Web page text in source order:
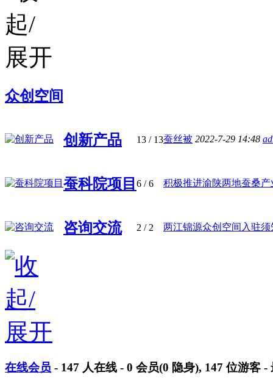
众创空间
创新产品 13 / 13蚕丝被 2022-7-29 14:48
蚕科院项目 6 / 6 积极推进渝陕两地蚕桑产
咨询交流 2 / 2 两江锦源众创空间入驻须
在线会员 - 147 人在线 - 0 会员(0 隐身), 147 位游客 -